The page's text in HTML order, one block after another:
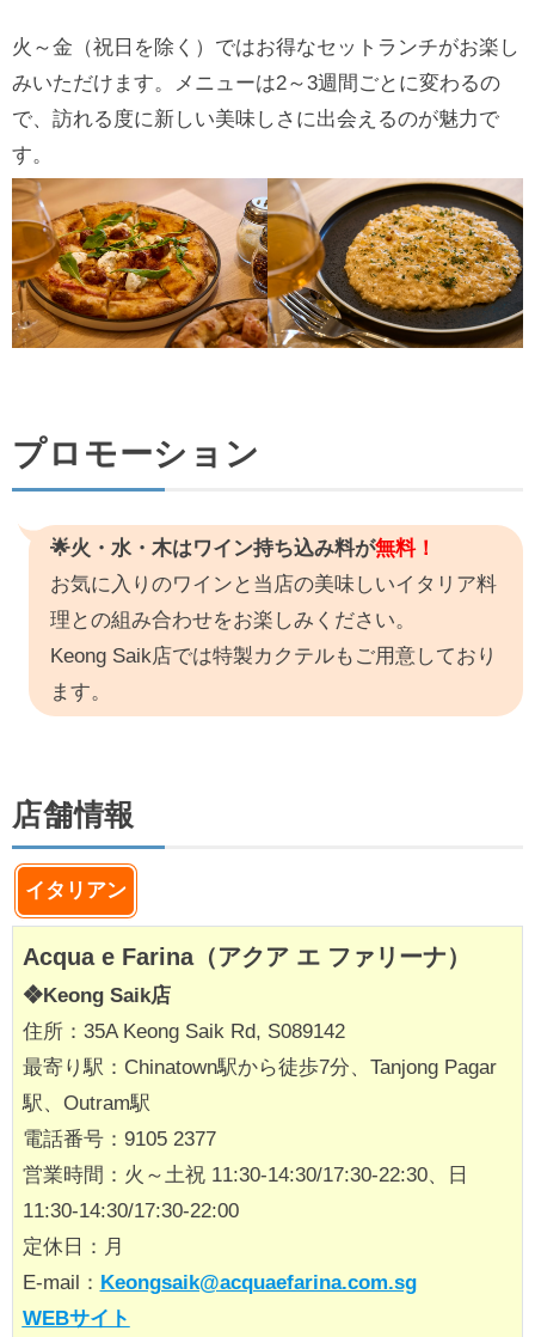
火～金（祝日を除く）ではお得なセットランチがお楽し
みいただけます。メニューは2～3週間ごとに変わるの
で、訪れる度に新しい美味しさに出会えるのが魅力で
す。
プロモーション
🌟火・水・木はワイン持ち込み料が無料！
お気に入りのワインと当店の美味しいイタリア料
理との組み合わせをお楽しみください。
Keong Saik店では特製カクテルもご用意しており
ます。
店舗情報
イタリアン
Acqua e Farina（アクア エ ファリーナ）
❖Keong Saik店
住所：35A Keong Saik Rd, S089142
最寄り駅：Chinatown駅から徒歩7分、Tanjong Pagar
駅、Outram駅
電話番号：9105 2377
営業時間：火～土祝 11:30-14:30/17:30-22:30、日
11:30-14:30/17:30-22:00
定休日：月
E-mail： Keongsaik@acquaefarina.com.sg
WEBサイト